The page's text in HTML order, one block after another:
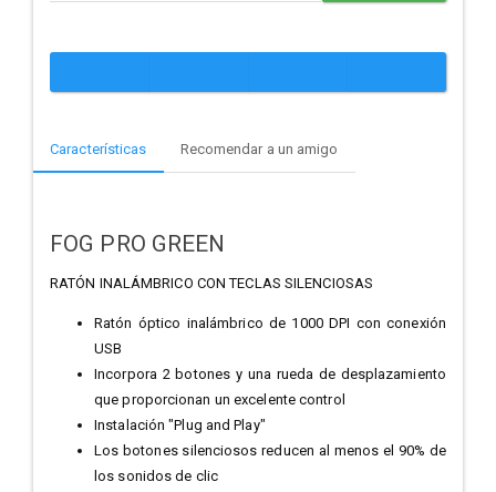
Características Recomendar a un amigo
FOG PRO GREEN
RATÓN INALÁMBRICO CON TECLAS SILENCIOSAS
Ratón óptico inalámbrico de 1000 DPI con conexión
USB
Incorpora 2 botones y una rueda de desplazamiento
que proporcionan un excelente control
Instalación "Plug and Play"
Los botones silenciosos reducen al menos el 90% de
los sonidos de clic